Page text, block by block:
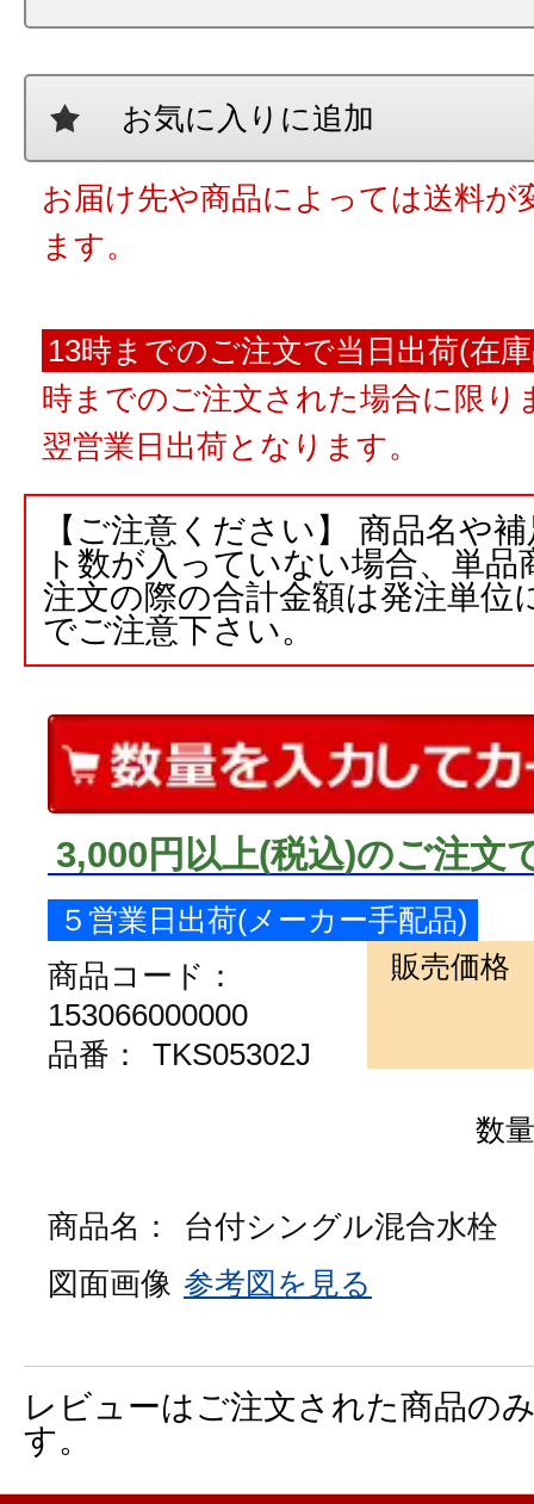
お気に入りに追加
お届け先や商品によっては送料が
ます。
13時までのご注文で当日出荷(在
時までのご注文された場合に限り
翌営業日出荷となります。
【ご注意ください】 商品名や
ト数が入っていない場合、単
注文の際の合計金額は発注単位
でご注意下さい。
3,000円以上(税込)のご注文
５営業日出荷(メーカー手配品)
商品コード：
153066000000
品番：
TKS05302J
販売価格
数量
商品名：
台付シングル混合水栓
図面画像 参考図を見る
レビューはご注文された商品の
す。